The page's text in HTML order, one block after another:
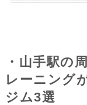
・山手駅の
レーニング
ジム3選